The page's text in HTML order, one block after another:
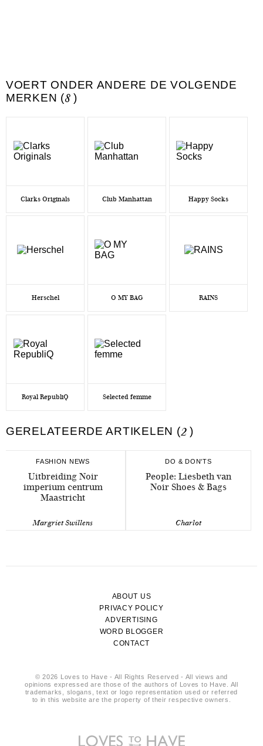
VOERT ONDER ANDERE DE VOLGENDE
MERKEN (8 )
Clarks Originals Club Manhattan Happy Socks
Herschel O MY BAG RAINS
Royal RepubliQ Selected femme
GERELATEERDE ARTIKELEN (2 )
FASHION NEWS
Uitbreiding Noir
imperium centrum
Maastricht
Margriet Swillens
DO & DON'TS
People: Liesbeth van
Noir Shoes & Bags
Charlot
ABOUT US
PRIVACY POLICY
ADVERTISING
WORD BLOGGER
CONTACT
© 2026 Loves to Have - All Rights Reserved - All views and
opinions expressed are those of the authors of Loves to Have. All
trademarks, slogans, text or logo representation used or referred
to in this website are the property of their respective owners.